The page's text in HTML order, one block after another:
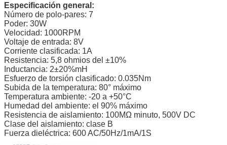
Especificación general:
Número de polo-pares: 7
Poder: 30W
Velocidad: 1000RPM
Voltaje de entrada: 8V
Corriente clasificada: 1A
Resistencia: 5,8 ohmios del ±10%
Inductancia: 2±20%mH
Esfuerzo de torsión clasificado: 0.035Nm
Subida de la temperatura: 80° máximo
Temperatura ambiente: -20 a +50°C
Humedad del ambiente: el 90% máximo
Resistencia de aislamiento: 100MΩ minuto, 500V DC
Clase del aislamiento: clase B
Fuerza dieléctrica: 600 AC/50Hz/1mA/1S